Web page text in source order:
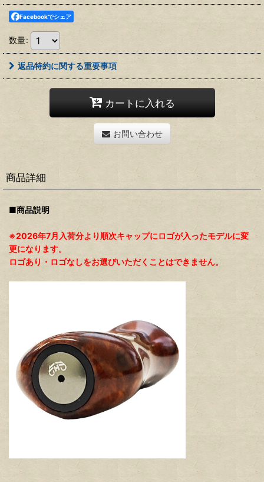
Facebookでシェア
数量:
返品特約に関する重要事項
カートに入れる
お問い合わせ
商品詳細
■商品説明
※2026年7月入荷分より順次キャップにロゴが入ったモデルに変
更になります。
ロゴあり・ロゴなしをお選びいただくことはできません。